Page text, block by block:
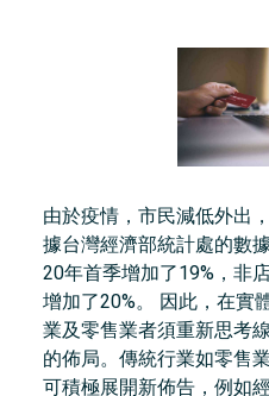
由於疫情，市民減低外出
據台灣經濟部統計處的數
20年首季增加了19%，非
增加了20%。 因此，在實
業及零售業者須重新思考
的佈局。傳統行業如零售
可積極展開新佈告，例如